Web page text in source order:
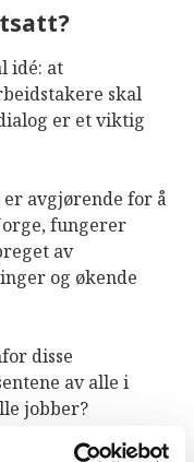
idé: at
skal
er et viktig
er avgjørende for å
fungerer
av
og økende
disse
av alle i
jobber?